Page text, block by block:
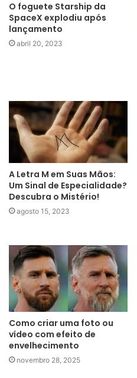
O foguete Starship da
SpaceX explodiu após
lançamento
abril 20, 2023
A Letra M em Suas Mãos:
Um Sinal de Especialidade?
Descubra o Mistério!
agosto 15, 2023
Como criar uma foto ou
vídeo com efeito de
envelhecimento
novembro 28, 2025